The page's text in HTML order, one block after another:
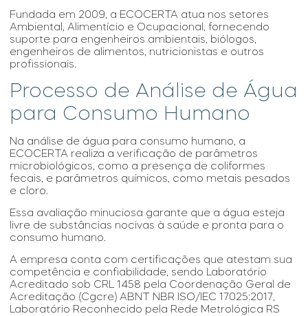
Fundada em 2009, a ECOCERTA atua nos setores
Ambiental, Alimentício e Ocupacional, fornecendo
suporte para engenheiros ambientais, biólogos,
engenheiros de alimentos, nutricionistas e outros
profissionais.
Processo de Análise de Água
para Consumo Humano
Na análise de água para consumo humano, a
ECOCERTA realiza a verificação de parâmetros
microbiológicos, como a presença de coliformes
fecais, e parâmetros químicos, como metais pesados
e cloro.
Essa avaliação minuciosa garante que a água esteja
livre de substâncias nocivas à saúde e pronta para o
consumo humano.
A empresa conta com certificações que atestam sua
competência e confiabilidade, sendo Laboratório
Acreditado sob CRL 1458 pela Coordenação Geral de
Acreditação (Cgcre) ABNT NBR ISO/IEC 17025:2017,
Laboratório Reconhecido pela Rede Metrológica RS